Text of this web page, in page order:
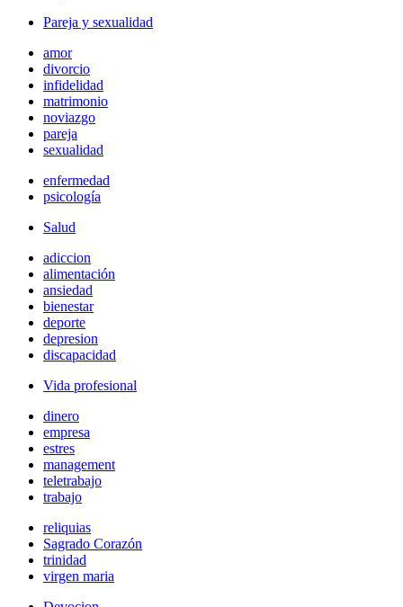
Pareja y sexualidad
amor
divorcio
infidelidad
matrimonio
noviazgo
pareja
sexualidad
enfermedad
psicología
Salud
adiccion
alimentación
ansiedad
bienestar
deporte
depresion
discapacidad
Vida profesional
dinero
empresa
estres
management
teletrabajo
trabajo
reliquias
Sagrado Corazón
trinidad
virgen maria